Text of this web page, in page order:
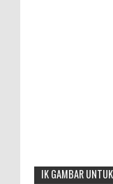
IK GAMBAR